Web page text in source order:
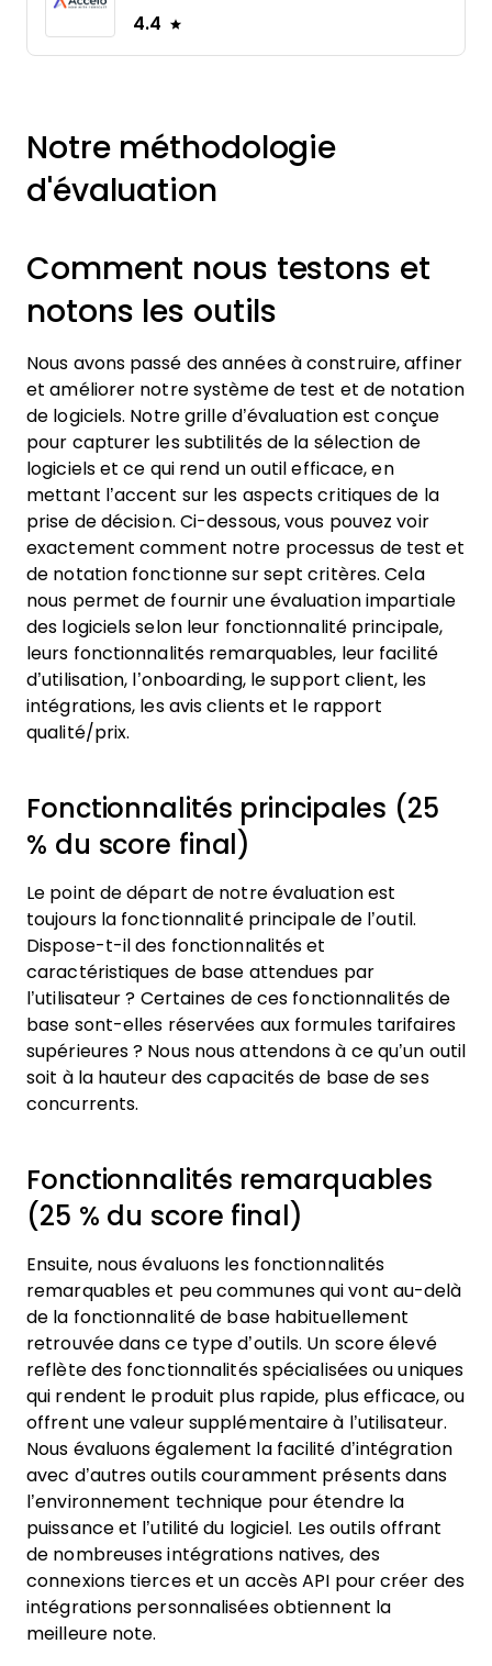
4.4
Notre méthodologie
d'évaluation
Comment nous testons et
notons les outils
Nous avons passé des années à construire, affiner
et améliorer notre système de test et de notation
de logiciels. Notre grille d’évaluation est conçue
pour capturer les subtilités de la sélection de
logiciels et ce qui rend un outil efficace, en
mettant l’accent sur les aspects critiques de la
prise de décision. Ci-dessous, vous pouvez voir
exactement comment notre processus de test et
de notation fonctionne sur sept critères. Cela
nous permet de fournir une évaluation impartiale
des logiciels selon leur fonctionnalité principale,
leurs fonctionnalités remarquables, leur facilité
d’utilisation, l’onboarding, le support client, les
intégrations, les avis clients et le rapport
qualité/prix.
Fonctionnalités principales (25
% du score final)
Le point de départ de notre évaluation est
toujours la fonctionnalité principale de l’outil.
Dispose-t-il des fonctionnalités et
caractéristiques de base attendues par
l’utilisateur ? Certaines de ces fonctionnalités de
base sont-elles réservées aux formules tarifaires
supérieures ? Nous nous attendons à ce qu’un outil
soit à la hauteur des capacités de base de ses
concurrents.
Fonctionnalités remarquables
(25 % du score final)
Ensuite, nous évaluons les fonctionnalités
remarquables et peu communes qui vont au-delà
de la fonctionnalité de base habituellement
retrouvée dans ce type d’outils. Un score élevé
reflète des fonctionnalités spécialisées ou uniques
qui rendent le produit plus rapide, plus efficace, ou
offrent une valeur supplémentaire à l’utilisateur.
Nous évaluons également la facilité d’intégration
avec d’autres outils couramment présents dans
l’environnement technique pour étendre la
puissance et l’utilité du logiciel. Les outils offrant
de nombreuses intégrations natives, des
connexions tierces et un accès API pour créer des
intégrations personnalisées obtiennent la
meilleure note.